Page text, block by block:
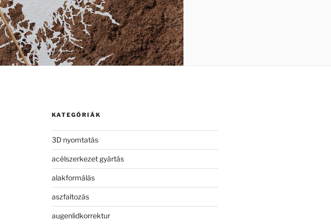
KATEGÓRIÁK
3D nyomtatás
acélszerkezet gyártás
alakformálás
aszfaltozás
augenlidkorrektur